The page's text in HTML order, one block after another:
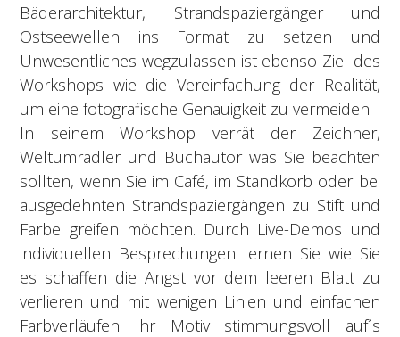
Bäderarchitektur, Strandspaziergänger und
Ostseewellen ins Format zu setzen und
Unwesentliches wegzulassen ist ebenso Ziel des
Workshops wie die Vereinfachung der Realität,
um eine fotografische Genauigkeit zu vermeiden.
In seinem Workshop verrät der Zeichner,
Weltumradler und Buchautor was Sie beachten
sollten, wenn Sie im Café, im Standkorb oder bei
ausgedehnten Strandspaziergängen zu Stift und
Farbe greifen möchten. Durch Live-Demos und
individuellen Besprechungen lernen Sie wie Sie
es schaffen die Angst vor dem leeren Blatt zu
verlieren und mit wenigen Linien und einfachen
Farbverläufen Ihr Motiv stimmungsvoll auf´s